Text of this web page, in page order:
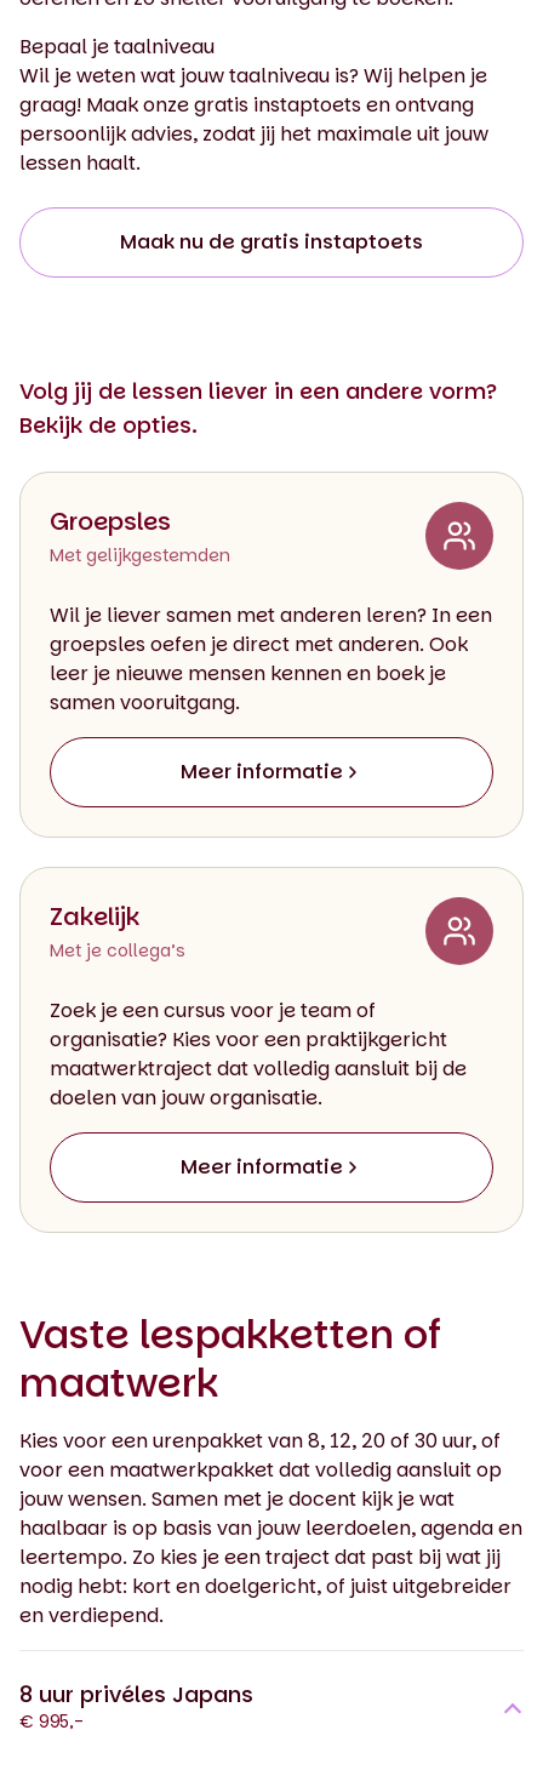
Bepaal je taalniveau
Wil je weten wat jouw taalniveau is? Wij helpen je
graag! Maak onze gratis instaptoets en ontvang
persoonlijk advies, zodat jij het maximale uit jouw
lessen haalt.
Maak nu de gratis instaptoets
Volg jij de lessen liever in een andere vorm?
Bekijk de opties.
Groepsles
Met gelijkgestemden
Wil je liever samen met anderen leren? In een
groepsles oefen je direct met anderen. Ook
leer je nieuwe mensen kennen en boek je
samen vooruitgang.
Meer informatie
Zakelijk
Met je collega’s
Zoek je een cursus voor je team of
organisatie? Kies voor een praktijkgericht
maatwerktraject dat volledig aansluit bij de
doelen van jouw organisatie.
Meer informatie
Vaste lespakketten of
maatwerk
Kies voor een urenpakket van 8, 12, 20 of 30 uur, of
voor een maatwerkpakket dat volledig aansluit op
jouw wensen. Samen met je docent kijk je wat
haalbaar is op basis van jouw leerdoelen, agenda en
leertempo. Zo kies je een traject dat past bij wat jij
nodig hebt: kort en doelgericht, of juist uitgebreider
en verdiepend.
8 uur privéles Japans
€ 995,-